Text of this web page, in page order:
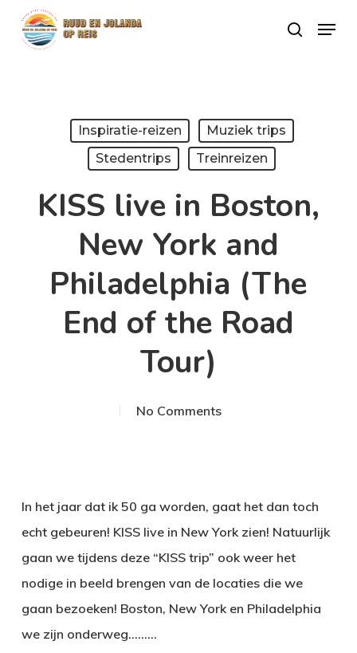
Skip
search
Menu
Inspiratie-reizen
Muziek trips
Stedentrips
Treinreizen
KISS live in Boston,
New York and
Philadelphia (The
End of the Road
Tour)
No Comments
In het jaar dat ik 50 ga worden, gaat het dan toch
echt gebeuren! KISS live in New York zien! Natuurlijk
gaan we tijdens deze “KISS trip” ook weer het
nodige in beeld brengen van de locaties die we
gaan bezoeken! Boston, New York en Philadelphia
we zijn onderweg………